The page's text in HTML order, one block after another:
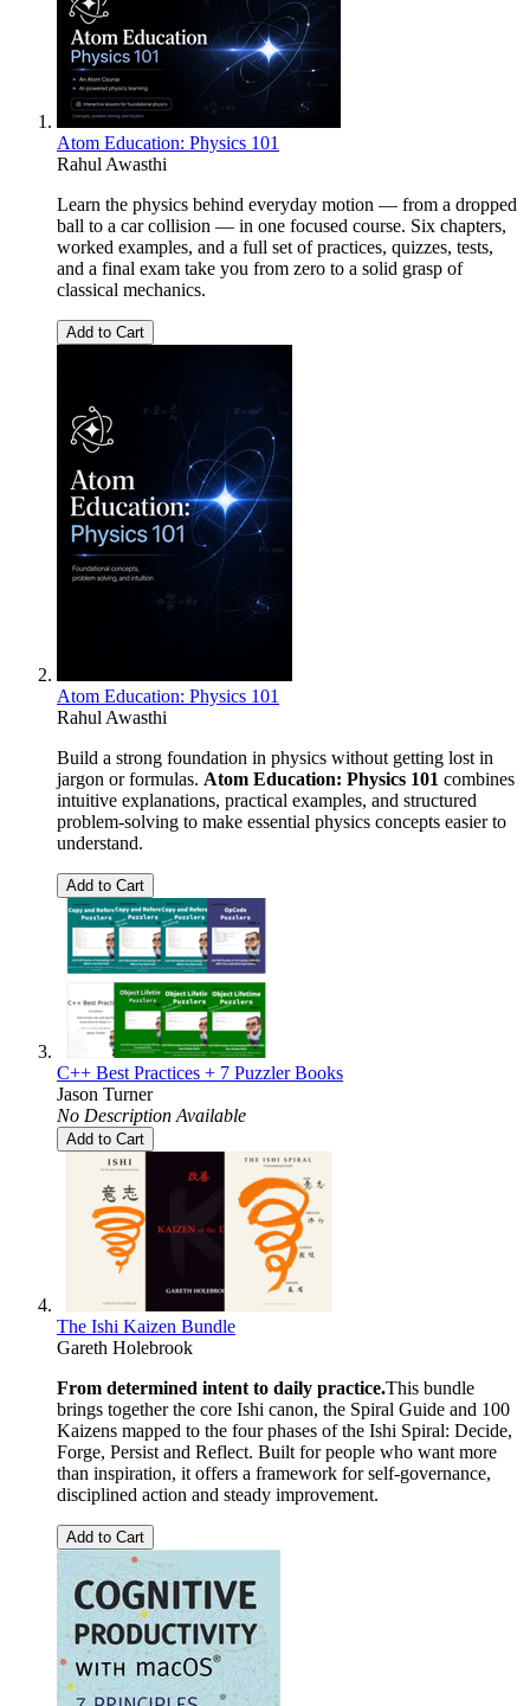
Atom Education: Physics 101
Rahul Awasthi
Learn the physics behind everyday motion — from a dropped
ball to a car collision — in one focused course. Six chapters,
worked examples, and a full set of practices, quizzes, tests,
and a final exam take you from zero to a solid grasp of
classical mechanics.
Add to Cart
Atom Education: Physics 101
Rahul Awasthi
Build a strong foundation in physics without getting lost in
jargon or formulas. Atom Education: Physics 101 combines
intuitive explanations, practical examples, and structured
problem-solving to make essential physics concepts easier to
understand.
Add to Cart
C++ Best Practices + 7 Puzzler Books
Jason Turner
No Description Available
Add to Cart
The Ishi Kaizen Bundle
Gareth Holebrook
From determined intent to daily practice.This bundle
brings together the core Ishi canon, the Spiral Guide and 100
Kaizens mapped to the four phases of the Ishi Spiral: Decide,
Forge, Persist and Reflect. Built for people who want more
than inspiration, it offers a framework for self-governance,
disciplined action and steady improvement.
Add to Cart